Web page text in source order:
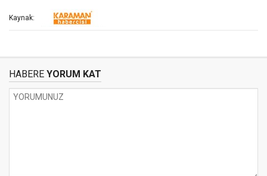
Kaynak:
HABERE YORUM KAT